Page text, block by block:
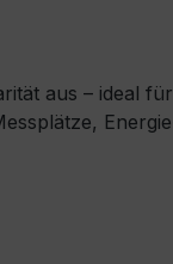
aus – ideal für